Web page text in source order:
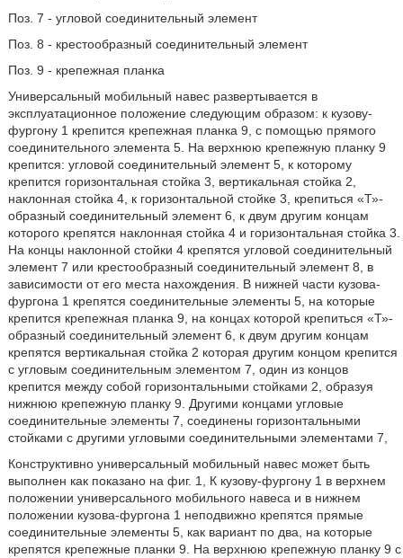
Поз. 7 - угловой соединительный элемент
Поз. 8 - крестообразный соединительный элемент
Поз. 9 - крепежная планка
Универсальный мобильный навес развертывается в
эксплуатационное положение следующим образом: к кузову-
фургону 1 крепится крепежная планка 9, с помощью прямого
соединительного элемента 5. На верхнюю крепежную планку 9
крепится: угловой соединительный элемент 5, к которому
крепится горизонтальная стойка 3, вертикальная стойка 2,
наклонная стойка 4, к горизонтальной стойке 3, крепиться «Т»-
образный соединительный элемент 6, к двум другим концам
которого крепятся наклонная стойка 4 и горизонтальная стойка 3.
На концы наклонной стойки 4 крепятся угловой соединительный
элемент 7 или крестообразный соединительный элемент 8, в
зависимости от его места нахождения. В нижней части кузова-
фургона 1 крепятся соединительные элементы 5, на которые
крепится крепежная планка 9, на концах которой крепиться «Т»-
образный соединительный элемент 6, к двум другим концам
крепятся вертикальная стойка 2 которая другим концом крепится
с угловым соединительным элементом 7, один из концов
крепится между собой горизонтальными стойками 2, образуя
нижнюю крепежную планку 9. Другими концами угловые
соединительные элементы 7, соединены горизонтальными
стойками с другими угловыми соединительными элементами 7,
Конструктивно универсальный мобильный навес может быть
выполнен как показано на фиг. 1, К кузову-фургону 1 в верхнем
положении универсального мобильного навеса и в нижнем
положении кузова-фургона 1 неподвижно крепятся прямые
соединительные элементы 5, как вариант по два, на которые
крепятся крепежные планки 9. На верхнюю крепежную планку 9 с